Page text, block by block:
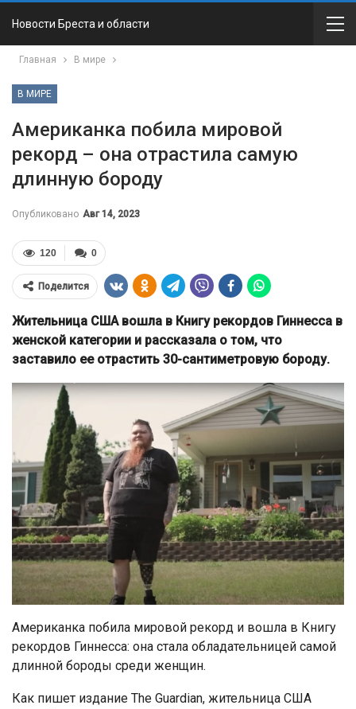
Новости Бреста и области
Главная В мире
В МИРЕ
Американка побила мировой
рекорд – она отрастила самую
длинную бороду
Опубликовано Авг 14, 2023
0
120
Поделится
Жительница США вошла в Книгу рекордов Гиннесса в
женской категории и рассказала о том, что
заставило ее отрастить 30-сантиметровую бороду.
Американка побила мировой рекорд и вошла в Книгу
рекордов Гиннесса: она стала обладательницей самой
длинной бороды среди женщин.
Как пишет издание The Guardian, жительница США